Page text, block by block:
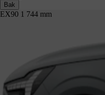
Bak
EX90 1 744 mm